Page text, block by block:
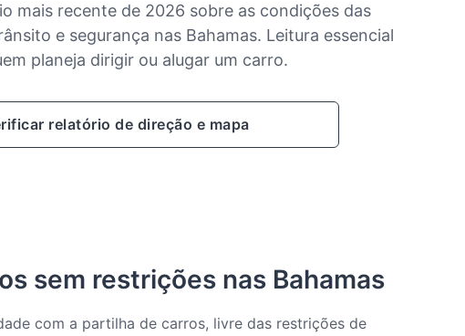
mais recente de 2026 sobre as condições das
e segurança nas Bahamas. Leitura essencial
planeja dirigir ou alugar um carro.
relatório de direção e mapa
sem restrições nas Bahamas
com a partilha de carros, livre das restrições de